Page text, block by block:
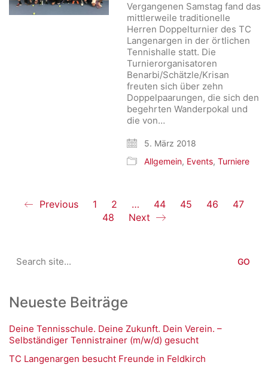
Vergangenen Samstag fand das
mittlerweile traditionelle
Herren Doppelturnier des TC
Langenargen in der örtlichen
Tennishalle statt. Die
Turnierorganisatoren
Benarbi/Schätzle/Krisan
freuten sich über zehn
Doppelpaarungen, die sich den
begehrten Wanderpokal und
die von…
5. März 2018
Allgemein, Events,Turniere
Previous 1 2 … 44 45 46
47
48
Next
for:
Neueste Beiträge
Deine Tennisschule. Deine Zukunft. Dein Verein. –
Selbständiger Tennistrainer (m/w/d) gesucht
TC Langenargen besucht Freunde in Feldkirch